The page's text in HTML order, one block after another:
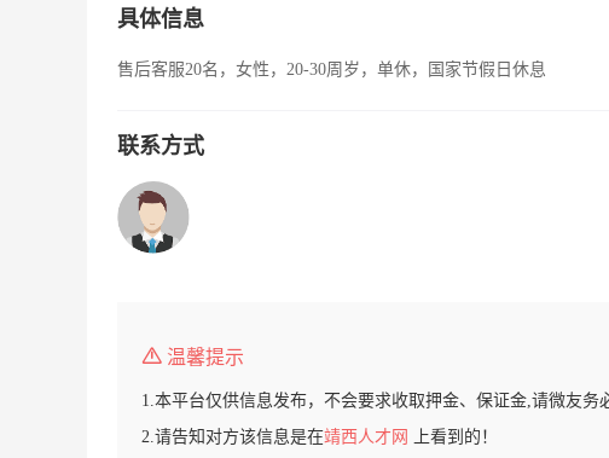
具体信息
售后客服20名，女性，20-30周岁，单休，国家节假日休息
联系方式
温馨提示
1.本平台仅供信息发布，不会要求收取押金、保证金,请微友务
2.请告知对方该信息是在靖西人才网
上看到的！